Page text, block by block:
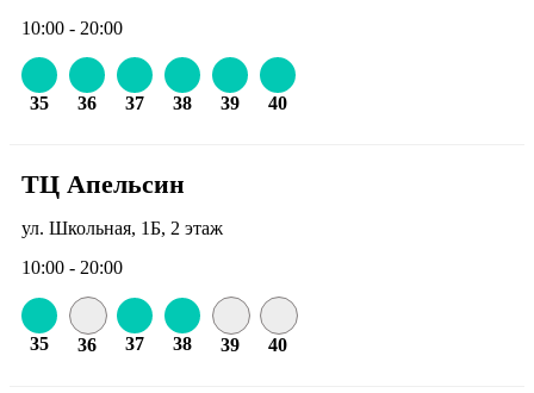
10:00 - 20:00
35 36 37 38 39 40
ТЦ Апельсин
ул. Школьная, 1Б, 2 этаж
10:00 - 20:00
35 36 37 38 39 40